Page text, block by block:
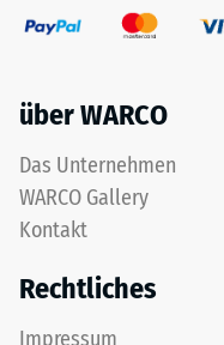
über WARCO
Das Unternehmen
WARCO Gallery
Kontakt
Rechtliches
Impressum